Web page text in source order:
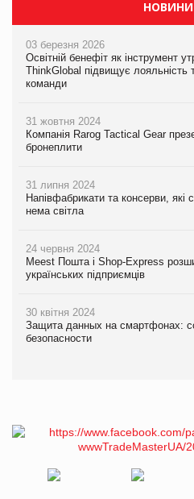
НОВИНИ
03 березня 2026
Освітній бенефіт як інструмент
ThinkGlobal підвищує лояльність
команди
31 жовтня 2024
Компанія Rarog Tactical Gear
бронеплити
31 липня 2024
Напівфабрикати та консерви, які
нема світла
24 червня 2024
Meest Пошта і Shop-Express
українських підприємців
30 квітня 2024
Защита данных на смартфонах:
безопасности